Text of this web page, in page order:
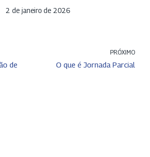
2 de janeiro de 2026
de
PRÓXIMO
O que é Jornada Parcial